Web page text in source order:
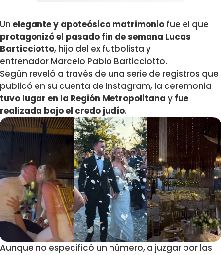
Un elegante y apoteósico matrimonio fue el que
protagonizó el pasado fin de semana Lucas
Barticciotto, hijo del ex futbolista y
entrenador Marcelo Pablo Barticciotto.
Según reveló a través de una serie de registros que
publicó en su cuenta de Instagram, la ceremonia
tuvo lugar en la Región Metropolitana y fue
realizada bajo el credo judío.
Aunque no especificó un número, a juzgar por las